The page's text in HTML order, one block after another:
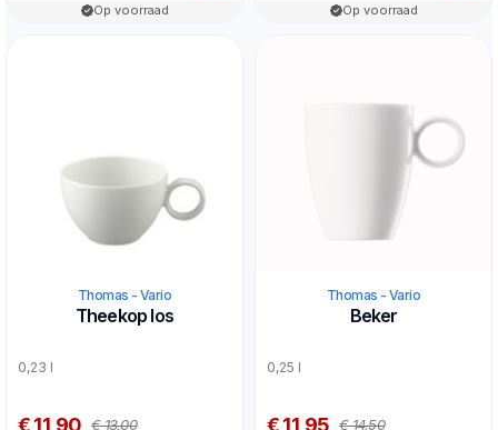
Op voorraad Op voorraad
Thomas - Vario
Theekop los
0,23 l
€ 11,90 € 13,00
Thomas - Vario
Beker
0,25 l
€ 11,95 € 14,50